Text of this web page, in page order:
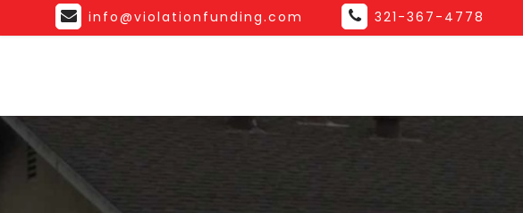
info@violationfunding.com 321-367-4778